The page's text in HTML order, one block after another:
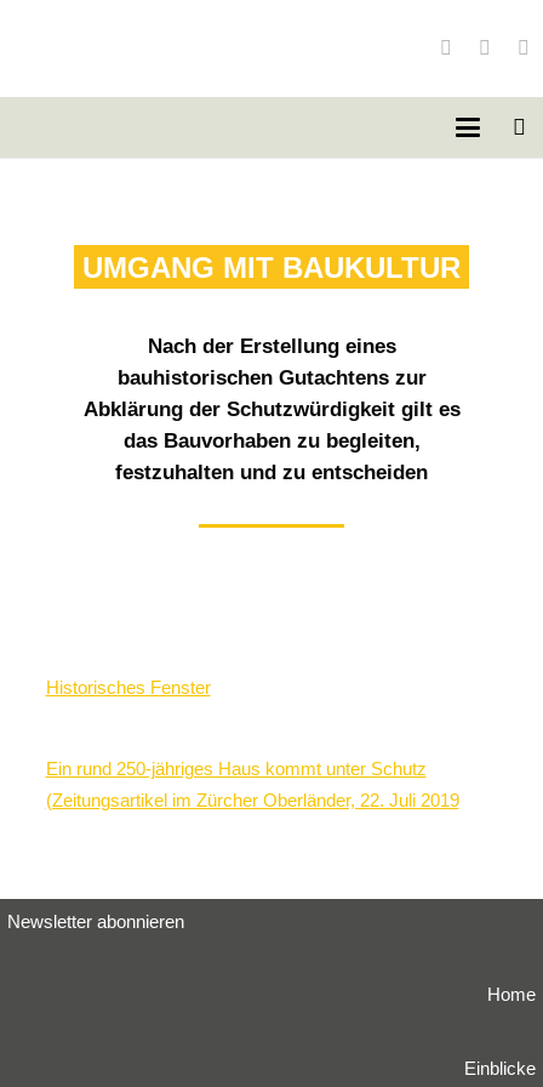
UMGANG MIT BAUKULTUR
Nach der Erstellung eines
bauhistorischen Gutachtens zur
Abklärung der Schutzwürdigkeit gilt es
das Bauvorhaben zu begleiten,
festzuhalten und zu entscheiden
Historisches Fenster
Ein rund 250-jähriges Haus kommt unter Schutz
(Zeitungsartikel im Zürcher Oberländer, 22. Juli 2019
Newsletter abonnieren
Home
Einblicke